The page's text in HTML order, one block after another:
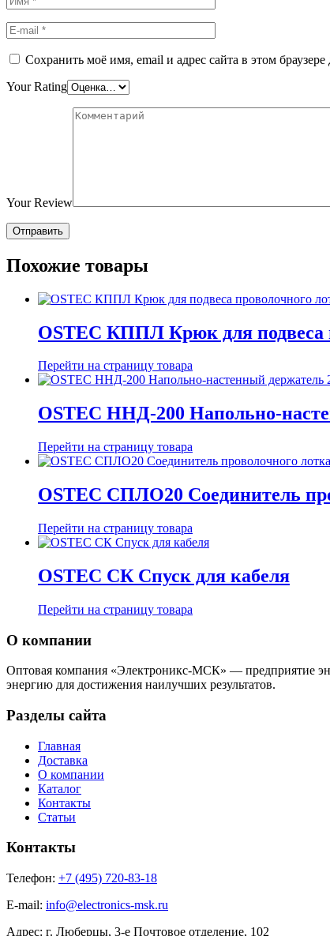
Сохранить моё имя, email и адрес сайта в этом
Your Rating
Your Review
Похожие товары
OSTEC КППЛ Крюк для подвеса
Перейти на страницу товара
OSTEC ННД-200 Напольно-
Перейти на страницу товара
OSTEC СПЛО20 Соединитель
Перейти на страницу товара
OSTEC СК Спуск для кабеля
Перейти на страницу товара
О компании
Оптовая компания «Электроникс-МСК» — предприятие
энергию для достижения наилучших результатов.
Разделы сайта
Главная
Доставка
О компании
Каталог
Контакты
Статьи
Контакты
Телефон: +7 (495) 720-83-18
E-mail: info@electronics-msk.ru
Адрес: г. Люберцы, 3-е Почтовое отделение, 102